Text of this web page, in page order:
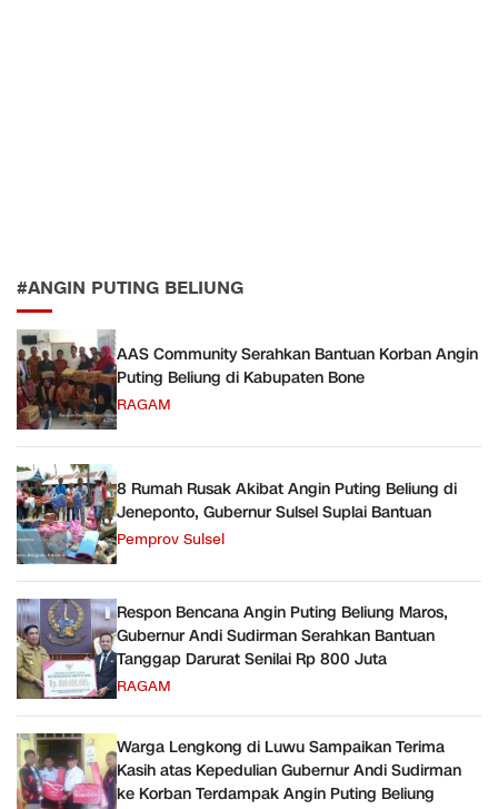
#ANGIN PUTING BELIUNG
AAS Community Serahkan Bantuan Korban Angin
Puting Beliung di Kabupaten Bone
RAGAM
8 Rumah Rusak Akibat Angin Puting Beliung di
Jeneponto, Gubernur Sulsel Suplai Bantuan
Pemprov Sulsel
Respon Bencana Angin Puting Beliung Maros,
Gubernur Andi Sudirman Serahkan Bantuan
Tanggap Darurat Senilai Rp 800 Juta
RAGAM
Warga Lengkong di Luwu Sampaikan Terima
Kasih atas Kepedulian Gubernur Andi Sudirman
ke Korban Terdampak Angin Puting Beliung